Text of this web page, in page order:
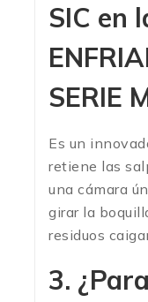
SIC en
SERIE
Es un
retiene las
una cámara
girar la
residuos
3.